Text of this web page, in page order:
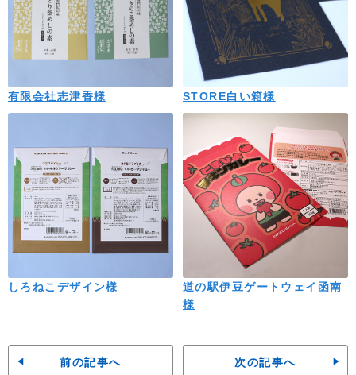
有限会社志津香様 STORE白い箱様
しろねこデザイン様
道の駅伊豆ゲートウェイ函南
様
前の記事へ 次の記事へ